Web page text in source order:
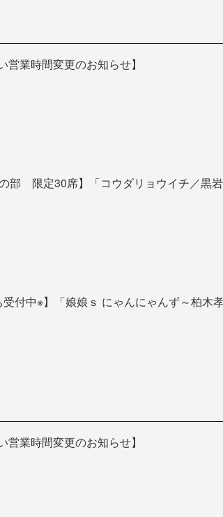
営業時間変更のお知らせ】
部 限定30席】「コウダリョウイチ／黒岩
付中※】「娘娘ｓ にゃんにゃんず～柏木
営業時間変更のお知らせ】